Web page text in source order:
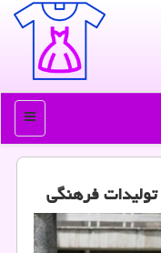
منو
تولیدات فرهنگی